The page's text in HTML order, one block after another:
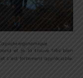
ergonomique
et je la trouve très bien
c’est fortement appréciable.